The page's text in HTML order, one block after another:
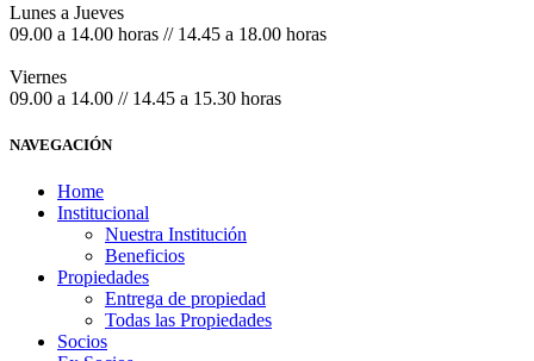
Lunes a Jueves
09.00 a 14.00 horas // 14.45 a 18.00 horas
Viernes
09.00 a 14.00 // 14.45 a 15.30 horas
NAVEGACIÓN
Home
Institucional
Nuestra Institución
Beneficios
Propiedades
Entrega de propiedad
Todas las Propiedades
Socios